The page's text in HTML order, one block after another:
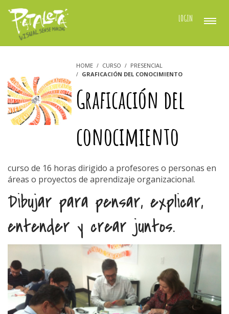
LOGIN
HOME CURSO
PRESENCIAL
GRAFICACIÓN DEL CONOCIMIENTO
Graficación del
conocimiento
REQUESTED RESOURCE IS NOT
ACCESSIBLE
curso de 16 horas dirigido a profesores o personas en
áreas o proyectos de aprendizaje organizacional.
Dibujar para pensar, explicar,
entender y crear juntos.